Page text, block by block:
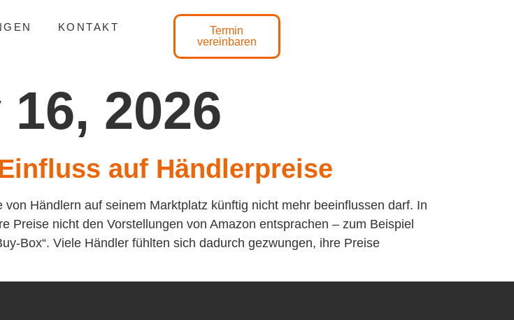
KONTAKT
Termin
vereinbaren
2026
auf Händlerpreise
Händlern auf seinem Marktplatz künftig nicht mehr beeinflussen darf. In
Preise nicht den Vorstellungen von Amazon entsprachen – zum Beispiel
Box“. Viele Händler fühlten sich dadurch gezwungen, ihre Preise